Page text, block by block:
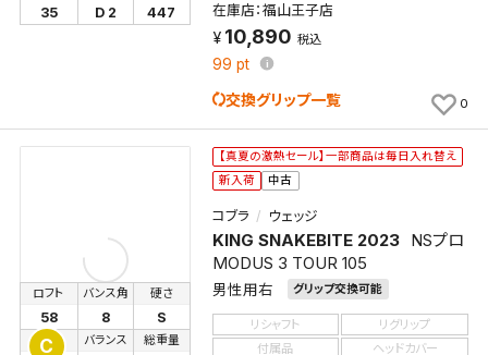
35 D 2 447 在庫店：福山王子店
10,890 税込
99 pt
交換グリップ一覧 0
C
【真夏の激熱セール】一部商品は毎日入れ替え
新入荷
中古
コブラ ウェッジ
KING SNAKEBITE 2023
NSプロ
MODUS 3 TOUR 105
男性用右 グリップ交換可能
ロフト
58
バンス角
8
硬さ
S
長さ バランス 総重量
リシャフト
リグリップ
付属品
ヘッドカバー
新着通知
新着通知を「する」にすると、この条件に一致する商品
が入荷した際に、メール及びお客様のアカウント内の
「お知らせ」で通知します。
保存された検索条件は変更できません。
件一覧」から画面を表示し、条件を変更の上、保存し直
してください。
保存する
検索条件を保存しました。
これまで保存した検索条件は、マイページの「保存検
索条件一覧」で確認できます。